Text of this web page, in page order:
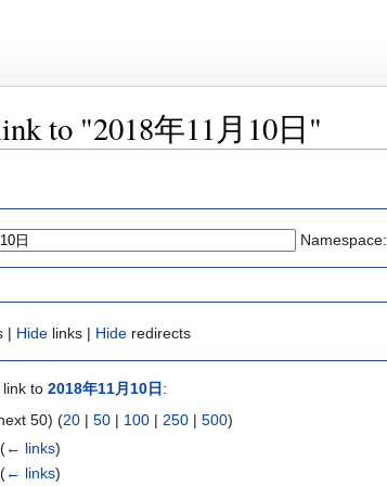
to "2018年11月10日"
Namespace:
| Hide links | Hide redirects
to 2018年11月10日 :
50) (20 | 50 | 100 | 250 | 500)
‎(← links)
‎(← links)